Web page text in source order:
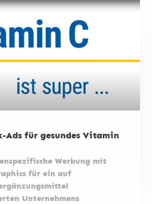
Ads für gesundes Vitamin
Werbung mit
für ein auf
Unternehmens